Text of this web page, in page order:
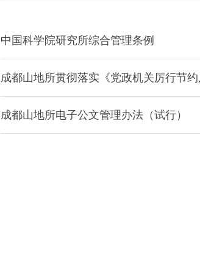
中国科学院研究所综合管理条例
成都山地所贯彻落实《党政机关厉行节
成都山地所电子公文管理办法（试行）